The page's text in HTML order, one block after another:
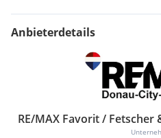
Anbieterdetails
RE/MAX Favorit / Fetscher